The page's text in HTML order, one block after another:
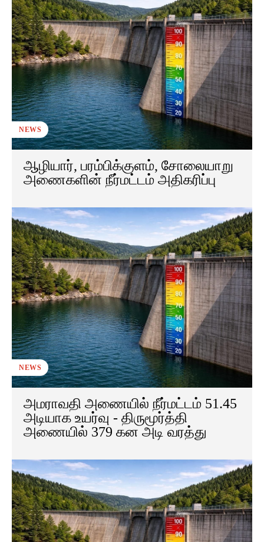
NEWS
ஆழியார், பரம்பிக்குளம், சோலையாறு
அணைகளின் நீர்மட்டம் அதிகரிப்பு
NEWS
அமராவதி அணையில் நீர்மட்டம் 51.45
அடியாக உயர்வு - திருமூர்த்தி
அணையில் 379 கன அடி வரத்து